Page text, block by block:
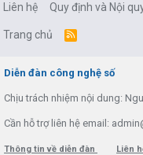
Liên hệ Quy định và Nội
Trang chủ
R
Diễn đàn công nghệ số
Chịu trách nhiệm nội dung:
Cần hỗ trợ liên hệ email:
Thông tin về diễn đàn Liên